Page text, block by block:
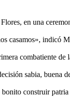
en una
casamos», indicó
combatiente
sabia, buena
construir